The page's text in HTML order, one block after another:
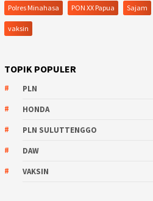
Polres Minahasa PON XX Papua Sajam
vaksin
TOPIK POPULER
PLN
HONDA
PLN SULUTTENGGO
DAW
VAKSIN